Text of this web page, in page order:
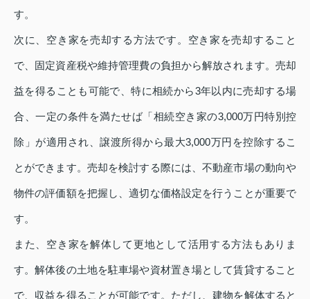
す。
次に、空き家を売却する方法です。空き家を売却すること
で、固定資産税や維持管理費の負担から解放されます。売却
益を得ることも可能で、特に相続から3年以内に売却する場
合、一定の条件を満たせば「相続空き家の3,000万円特別控
除」が適用され、譲渡所得から最大3,000万円を控除するこ
とができます。売却を検討する際には、不動産市場の動向や
物件の評価額を把握し、適切な価格設定を行うことが重要で
す。
また、空き家を解体して更地として活用する方法もありま
す。解体後の土地を駐車場や資材置き場として賃貸すること
で、収益を得ることが可能です。ただし、建物を解体すると